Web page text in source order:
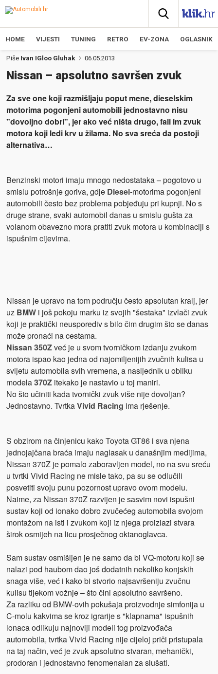
HOME VIJESTI TUNING RETRO EV-ZONA OGLASNIK
Piše Ivan IGloo Gluhak 06.05.2013
Nissan – apsolutno savršen zvuk
Za sve one koji razmišljaju poput mene, dieselskim
motorima pogonjeni automobili jednostavno nisu
"dovoljno dobri", jer ako već ništa drugo, fali im zvuk
motora koji ledi krv u žilama. No sva sreća da postoji
alternativa…
Benzinski motori imaju mnogo nedostataka – pogotovo u
smislu potrošnje goriva, gdje Diesel-motorima pogonjeni
automobili često bez problema pobjeđuju pri kupnji. No s
druge strane, svaki automobil danas u smislu gušta za
volanom obavezno mora pratiti zvuk motora u kombinaciji s
ispušnim cijevima.
Nissan je upravo na tom području često apsolutan kralj, jer
uz BMW i još pokoju marku iz svojih "šestaka" izvlači zvuk
koji je praktički neusporediv s bilo čim drugim što se danas
može pronaći na cestama.
Nissan 350Zveć je u svom tvorničkom izdanju zvukom
motora ispao kao jedna od najomiljenijih zvučnih kulisa u
svijetu automobila svih vremena, a nasljednik u obliku
modela370Z itekako je nastavio u toj maniri.
No što učiniti kada tvornički zvuk više nije dovoljan?
Jednostavno. TvrtkaVivid Racing ima rješenje.
S obzirom na činjenicu kako Toyota GT86 i sva njena
jednojajčana braća imaju naglasak u današnjim medijima,
Nissan 370Z je pomalo zaboravljen model, no na svu sreću
u tvrtki Vivid Racing ne misle tako, pa su se odlučili
posvetiti svoju punu pozornost upravo ovom modelu.
Naime, za Nissan 370Z razvijen je sasvim novi ispušni
sustav koji od ionako dobro zvučećeg automobila svojom
montažom na isti i zvukom koji iz njega proizlazi stvara
širok osmijeh na licu prosječnog oktanoglavca.
Sam sustav osmišljen je ne samo da bi VQ-motoru koji se
nalazi pod haubom dao još dodatnih nekoliko konjskih
snaga više, već i kako bi stvorio najsavršeniju zvučnu
kulisu tijekom vožnje – što čini apsolutno savršeno.
Za razliku od BMW-ovih pokušaja proizvodnje simfonija u
C-molu kakvima se kroz igrarije s "klapnama" ispušnih
lonaca odlikuju najnoviji modeli tog proizvođača
automobila, tvrtka Vivid Racing nije cijeloj priči pristupala
na taj način, već je zvuk apsolutno stvaran, mehanički,
prodoran i jednostavno fenomenalan za slušati.